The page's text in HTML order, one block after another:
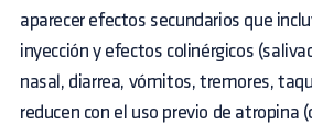
aparecer efectos secundarios que
inyección y efectos colinérgicos
nasal, diarrea, vómitos, tremores,
reducen con el uso previo de atropina